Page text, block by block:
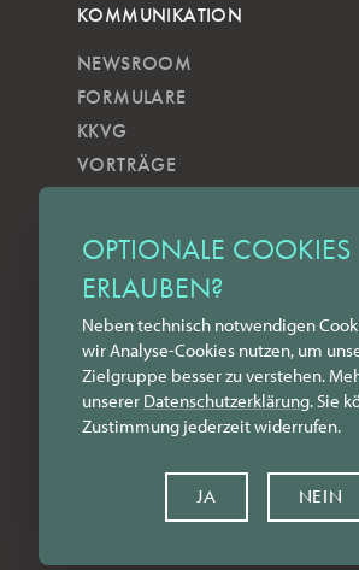
OPTIONALE COOKIES
ERLAUBEN?
Neben technisch notwendigen
wir Analyse-Cookies nutzen, um
Zielgruppe besser zu verstehen.
unserer Datenschutz­erklärung. Sie
Zustimmung jederzeit widerrufen.
JA NEIN
KOMMUNIKATION
NEWSROOM
FORMULARE
KKVG
VORTRÄGE
ZILKENS NEWSBLOG
NEWSLETTER
YOUTUBE
INSTAGRAM
FACEBOOK
LINKEDIN